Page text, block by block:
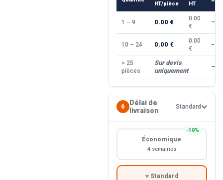
HT/pièce HT
1 – 9 0.00 €
0.00
€
—
10 – 24 0.00 €
0.00
€
> 25
pièces
Sur devis
uniquement
—
6
Délai de
livraison
Standard
−10%
Économique
4 semaines
⭐ Standard